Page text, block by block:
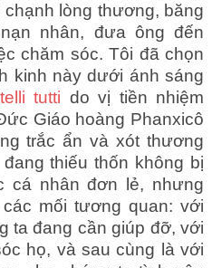
lòng thương, băng
nhân, đưa ông đến
chăm sóc. Tôi đã chọn
kinh này dưới ánh sáng
tutti do vị tiền nhiệm
Giáo hoàng Phanxicô
trắc ẩn và xót thương
thiếu thốn không bị
cá nhân đơn lẻ, nhưng
mối tương quan: với
ta đang cần giúp đỡ, với
họ, và sau cùng là với